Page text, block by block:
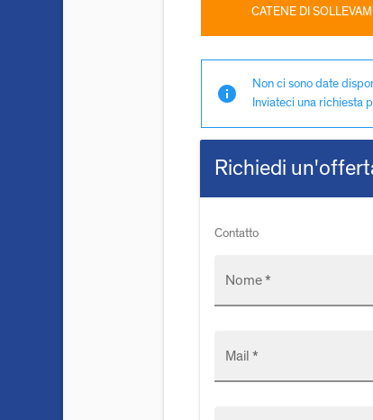
CATENE DI
info
Non ci sono date
Inviateci una richiesta
Richiedi
Contatto
Nome *
Mail *